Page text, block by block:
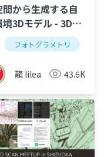
3dcg 3dガウシ
間から生成する自
3Dモデル - 3D
Splatting の
- 川デジウェビナ
フォトグラメトリ
龍 lilea 43.6K